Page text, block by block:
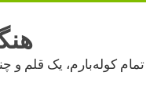
تمام کوله‌بارم، یک قلم و